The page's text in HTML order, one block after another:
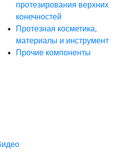
протезирования верхних
конечностей
Протезная косметика,
материалы и инструмент
Прочие компоненты